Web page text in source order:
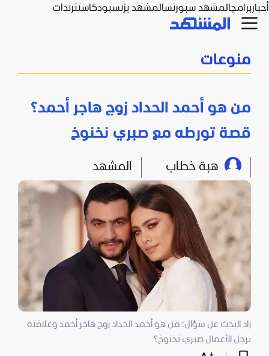
أخباربرامجالمشهد سبورتسالمشهد بزنسبودكاستترندات
منوعات
من هو أحمد الحداد زوج هاجر أحمد؟
قصة تورطه مع صبري نخنوخ
هبة خطاب المشهد
زاد البحث عن سؤال: من هو أحمد الحداد زوج هاجر أحمد وعلاقته
برجل الأعمال صبري نخنوخ؟